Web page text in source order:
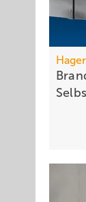
Hager